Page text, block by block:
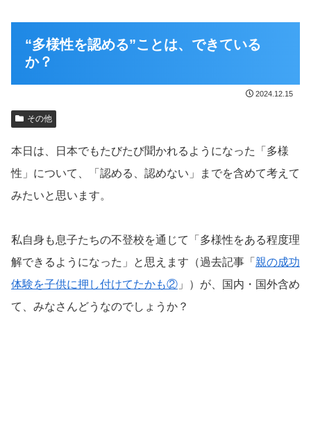
“多様性を認める”ことは、できている
か？
2024.12.15
その他
本日は、日本でもたびたび聞かれるようになった「多様
性」について、「認める、認めない」までを含めて考えて
みたいと思います。
私自身も息子たちの不登校を通じて「多様性をある程度理
解できるようになった」と思えます（過去記事「 親の成功
体験を子供に押し付けてたかも② 」）が、国内・国外含め
て、みなさんどうなのでしょうか？